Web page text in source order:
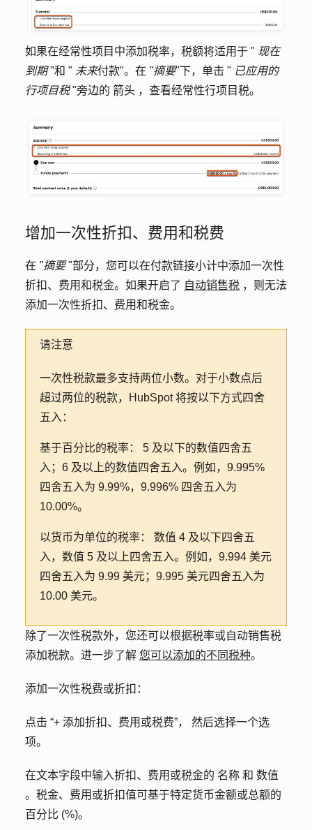
如果在经常性项目中添加税率，税额将适用于 " 现在
到期"和 " 未来付款"。在 "摘要"下，单击 " 已应用的
行项目税"旁边的 箭头 ，查看经常性行项目税。
增加一次性折扣、费用和税费
在 "摘要"部分，您可以在付款链接小计中添加一次性
折扣、费用和税金。如果开启了 自动销售税 ，则无法
添加一次性折扣、费用和税金。
请注意
一次性税款最多支持两位小数。对于小数点后
超过两位的税款，HubSpot 将按以下方式四舍
五入：
基于百分比的税率：
5 及以下的数值四舍五
入；6 及以上的数值四舍五入。例如，9.995%
四舍五入为 9.99%，9.996% 四舍五入为
10.00%。
以货币为单位的税率：
数值 4 及以下四舍五
入，数值 5 及以上四舍五入。例如，9.994 美元
四舍五入为 9.99 美元；9.995 美元四舍五入为
10.00 美元。
除了一次性税款外，您还可以根据税率或自动销售税
添加税款。进一步了解 您可以添加的不同税种。
添加一次性税费或折扣：
点击 “+ 添加折扣、费用或税费”， 然后选择一个选
项。
在文本字段中输入折扣、费用或税金的 名称 和 数值
。税金、费用或折扣值可基于特定货币金额或总额的
百分比 (%)。